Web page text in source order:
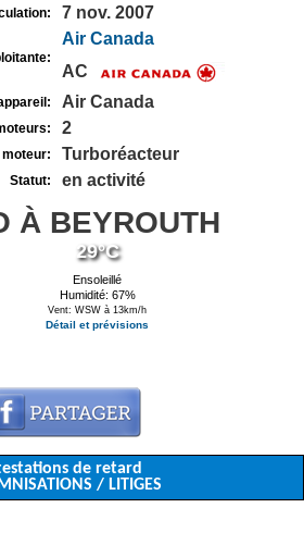
7 nov. 2007
Air Canada
AC
Air Canada
2
moteur: Turboréacteur
Statut: en activité
À BEYROUTH
29°C
Ensoleillé
Humidité: 67%
Vent: WSW à 13km/h
Détail et prévisions
de retard
/ LITIGES